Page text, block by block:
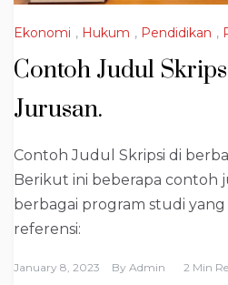
Ekonomi , Hukum , Pendidikan ,
Contoh Judul
Jurusan.
Contoh Judul Skripsi di
Berikut ini beberapa contoh
berbagai program studi
referensi:
January 8, 2023 By Admin 2 Min